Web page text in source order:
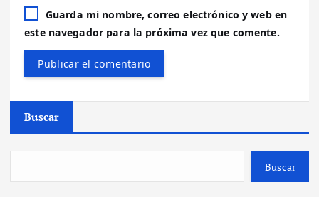
Guarda mi nombre, correo electrónico y web en
este navegador para la próxima vez que comente.
Buscar
Buscar